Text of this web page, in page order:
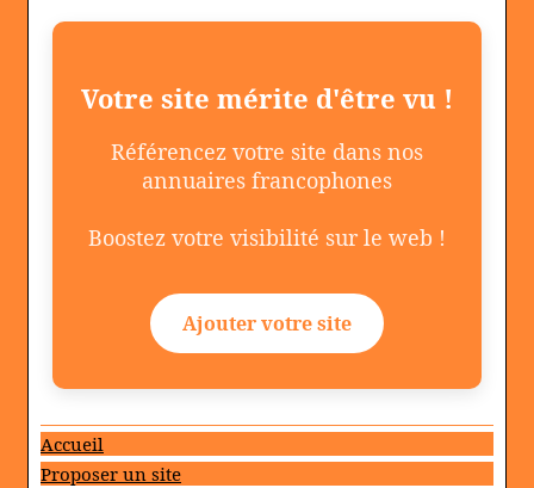
Votre site mérite d'être vu !
Référencez votre site dans nos
annuaires francophones
Boostez votre visibilité sur le web !
Ajouter votre site
Accueil
Proposer un site